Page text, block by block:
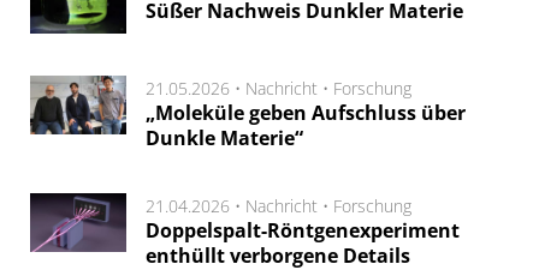
Süßer Nachweis Dunkler Materie
21.05.2026 • Nachricht • Forschung
„Moleküle geben Aufschluss über
Dunkle Materie“
21.04.2026 • Nachricht • Forschung
Doppelspalt-Röntgenexperiment
enthüllt verborgene Details